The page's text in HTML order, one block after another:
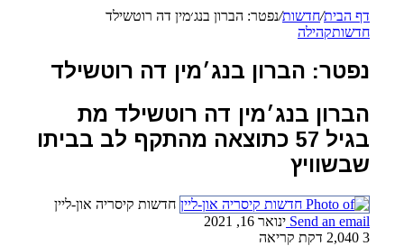
דף הבית/חדשות/נפטר: הברון בנג׳מין דה רוטשילד
חדשותקהילה
נפטר: הברון בנג׳מין דה רוטשילד
הברון בנג׳מין דה רוטשילד מת
בגיל 57 כתוצאה מהתקף לב בביתו
שבשוויץ
חדשות קיסריה און-ליין
Send an email ינואר 16, 2021
3
דקת קריאה